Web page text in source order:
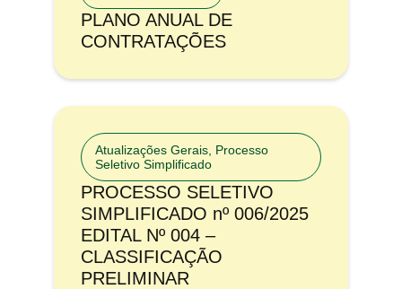
PLANO ANUAL DE
CONTRATAÇÕES
Atualizações Gerais Processo
Seletivo Simplificado
PROCESSO SELETIVO
SIMPLIFICADO nº 006/2025
EDITAL Nº 004 –
CLASSIFICAÇÃO
PRELIMINAR